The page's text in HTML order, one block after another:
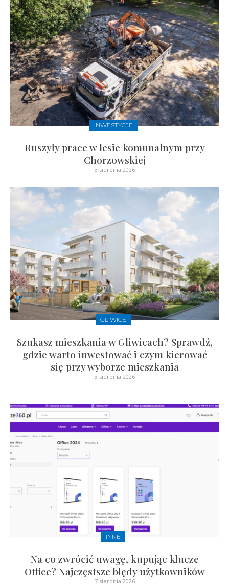
INWESTYCJE
Ruszyły prace w lesie komunalnym przy
Chorzowskiej
3 sierpnia 2026
GLIWICE
Szukasz mieszkania w Gliwicach? Sprawdź,
gdzie warto inwestować i czym kierować
się przy wyborze mieszkania
3 sierpnia 2026
INNE
Na co zwrócić uwagę, kupując klucze
Office? Najczęstsze błędy użytkowników
7 sierpnia 2026